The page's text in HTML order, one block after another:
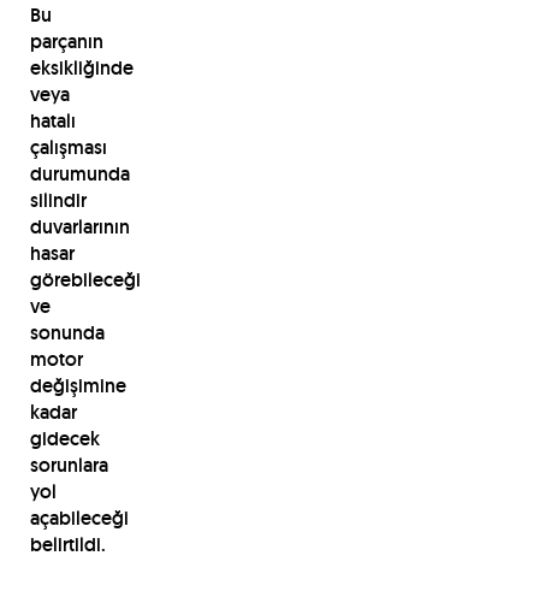
Bu
parçanın
eksikliğinde
veya
hatalı
çalışması
durumunda
silindir
duvarlarının
hasar
görebileceği
ve
sonunda
motor
değişimine
kadar
gidecek
sorunlara
yol
açabileceği
belirtildi.